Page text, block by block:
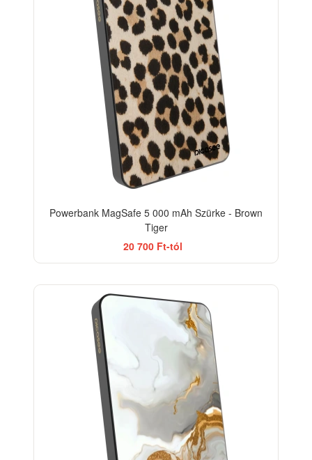
Powerbank MagSafe 5 000 mAh Szürke - Brown
Tiger
20 700 Ft-tól